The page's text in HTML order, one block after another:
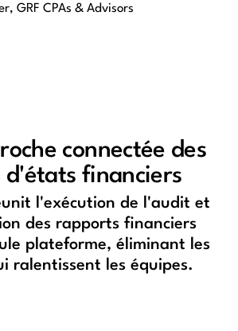
GRF CPAs & Advisors
connectée des
d'états financiers
l'exécution de l'audit et
des rapports financiers
plateforme, éliminant les
ralentissent les équipes.